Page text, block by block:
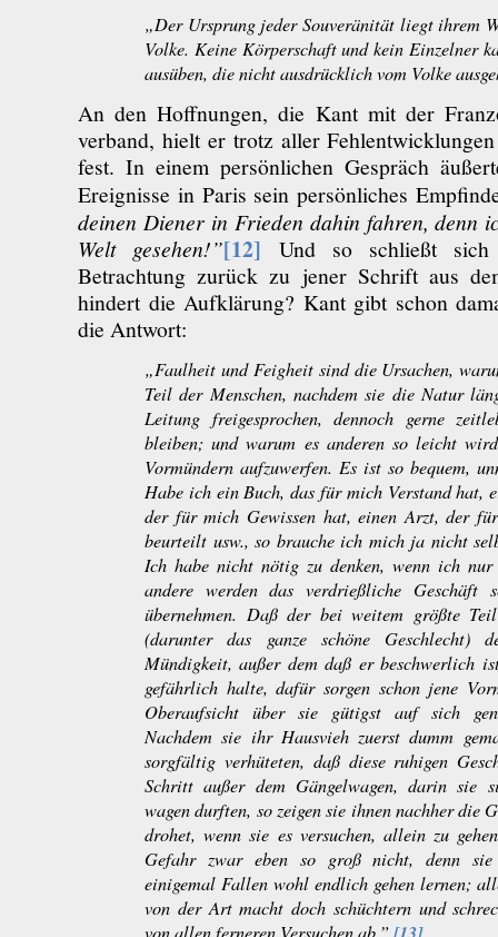
„Der Ursprung jeder Souveränität liegt ihrem
Volke. Keine Körperschaft und kein Einzelner
ausüben, die nicht ausdrücklich vom Volke
An den Hoffnungen, die Kant mit der
verband, hielt er trotz aller
fest. In einem persönlichen Gespräch
Ereignisse in Paris sein persönliches
deinen Diener in Frieden dahin fahren, denn
Welt gesehen!”[12]
Und so schließt
Betrachtung zurück zu jener Schrift aus
hindert die Aufklärung? Kant gibt schon
die Antwort:
„Faulheit und Feigheit sind die Ursachen,
Teil der Menschen, nachdem sie die Natur
Leitung freigesprochen, dennoch gerne
bleiben; und warum es anderen so leicht
Vormündern aufzuwerfen. Es ist so bequem,
Habe ich ein Buch, das für mich Verstand hat,
der für mich Gewissen hat, einen Arzt, der
beurteilt usw., so brauche ich mich ja nicht
Ich habe nicht nötig zu denken, wenn ich nur
andere werden das verdrießliche Geschäft
übernehmen. Daß der bei weitem größte
(darunter das ganze schöne Geschlecht)
Mündigkeit, außer dem daß er beschwerlich
gefährlich halte, dafür sorgen schon jene
Oberaufsicht über sie gütigst auf sich
Nachdem sie ihr Hausvieh zuerst dumm
sorgfältig verhüteten, daß diese ruhigen
Schritt außer dem Gängelwagen, darin sie
wagen durften, so zeigen sie ihnen nachher die
drohet, wenn sie es versuchen, allein zu
Gefahr zwar eben so groß nicht, denn sie
einigemal Fallen wohl endlich gehen lernen;
von der Art macht doch schüchtern und
von allen ferneren Versuchen ab.”